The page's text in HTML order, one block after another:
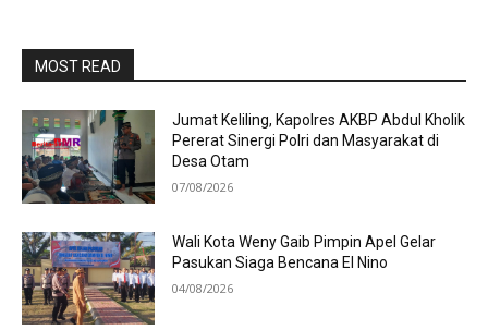
MOST READ
Jumat Keliling, Kapolres AKBP Abdul Kholik
Pererat Sinergi Polri dan Masyarakat di
Desa Otam
07/08/2026
Wali Kota Weny Gaib Pimpin Apel Gelar
Pasukan Siaga Bencana El Nino
04/08/2026